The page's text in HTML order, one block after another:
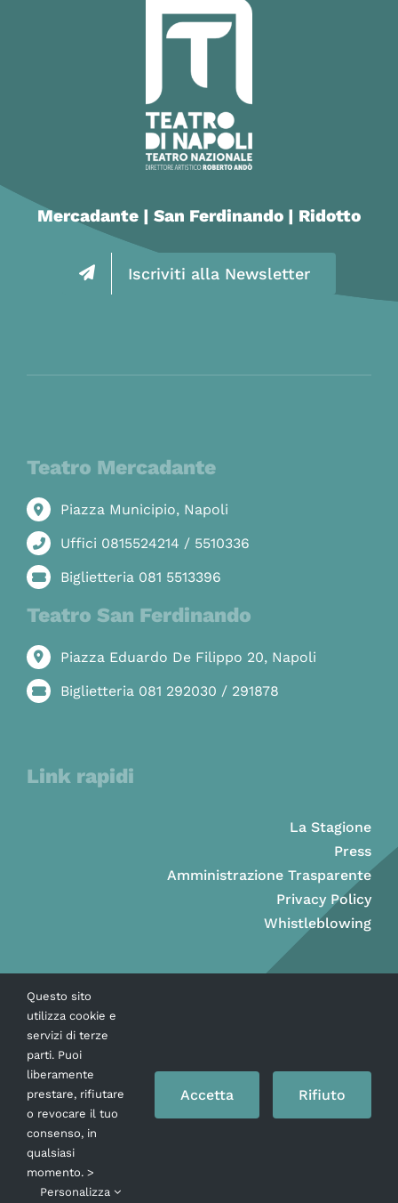
Mercadante | San Ferdinando | Ridotto
Iscriviti alla Newsletter
Teatro Mercadante
Piazza Municipio, Napoli
Uffici 0815524214 / 5510336
Biglietteria 081 5513396
Teatro San Ferdinando
Piazza Eduardo De Filippo 20, Napoli
Biglietteria 081 292030 / 291878
Link rapidi
La Stagione
Press
Amministrazione Trasparente
Privacy Policy
Whistleblowing
Copyright © Ass. Teatro Stabile della Città di Napoli 2026
Questo sito
utilizza cookie e
servizi di terze
parti. Puoi
liberamente
prestare, rifiutare
o revocare il tuo
consenso, in
qualsiasi
momento. >
Personalizza
Accetta Rifiuto